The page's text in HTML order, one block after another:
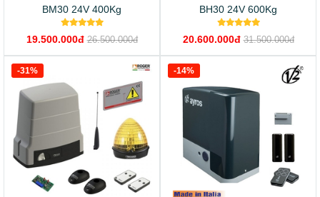
BM30 24V 400Kg
19.500.000đ 26.500.000đ
BH30 24V 600Kg
20.600.000đ 31.500.000đ
-31% -14%